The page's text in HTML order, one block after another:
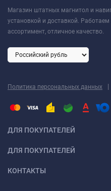
Магазин штатных магнитол и
установкой и доставкой.
ассортимент, отличное качество.
Политика персональных данных |
ДЛЯ ПОКУПАТЕЛЕЙ
ДЛЯ ПОКУПАТЕЛЕЙ
КОНТАКТЫ